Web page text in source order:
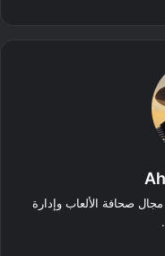
من 8 سنوات في مجال صحافة الألعاب وإدارة